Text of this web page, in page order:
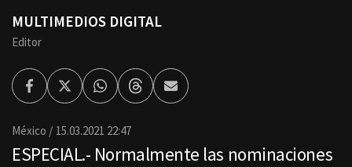
MULTIMEDIOS DIGITAL
Editor
FacebookTwitterWhatsappThreadsEnviar
por
México 15.03.2021 22:47
ESPECIAL.- Normalmente las nominaciones